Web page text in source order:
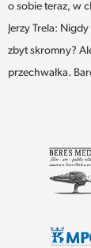
o sobie teraz, w
Jerzy Trela:
zbyt skromny?
przechwałka.